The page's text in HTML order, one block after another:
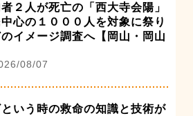
２人が死亡の「西大寺会陽」
心の１０００人を対象に祭り
イメージ調査へ【岡山・岡山
08/07
いう時の救命の知識と技術が